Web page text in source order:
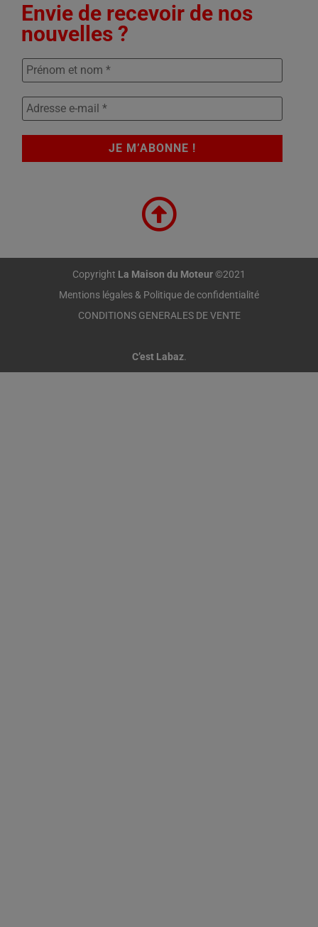
Envie de recevoir de nos
nouvelles ?
Copyright La Maison du Moteur©2021
Mentions légales & Politique de confidentialité
CONDITIONS GENERALES DE VENTE
C’est Labaz.